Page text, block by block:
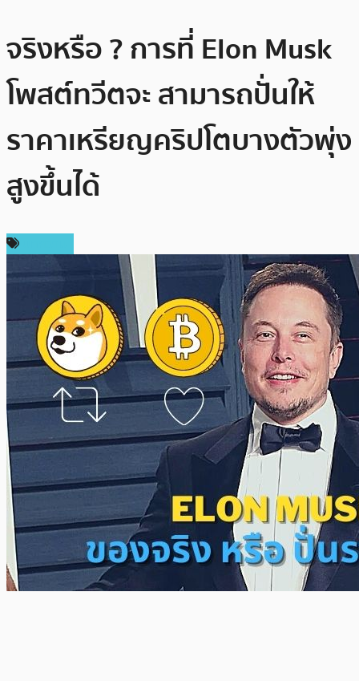
จริงหรือ ? การที่ Elon Musk
โพสต์ทวีตจะ สามารถปั่นให้
ราคาเหรียญคริปโตบางตัวพุ่ง
สูงขึ้นได้